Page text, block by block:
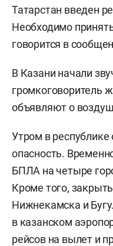
Татарстан введен
Необходимо
говорится в
В Казани начали
громкоговоритель
объявляют о
Утром в
опасность.
БПЛА на четыре
Кроме того,
Нижнекамска и
в казанском
рейсов на вылет и